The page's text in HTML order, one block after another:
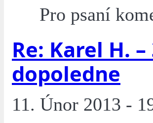
Pro psaní
Re: Karel H. –
dopoledne
11. Únor 2013 -